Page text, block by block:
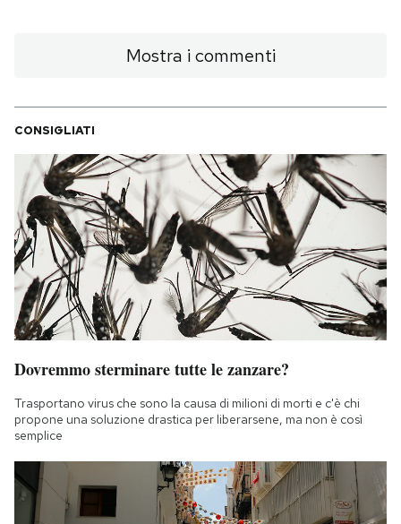
Mostra i commenti
CONSIGLIATI
Dovremmo sterminare tutte le zanzare?
Trasportano virus che sono la causa di milioni di morti e c'è chi
propone una soluzione drastica per liberarsene, ma non è così
semplice